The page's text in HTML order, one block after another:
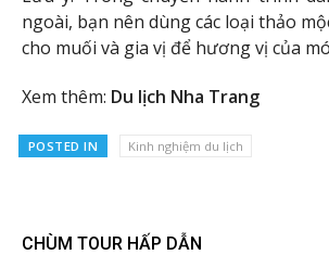
ngoài, bạn nên dùng các loại thảo
cho muối và gia vị để hương vị của
Xem thêm: Du lịch Nha Trang
POSTED IN Kinh nghiệm du lịch
CHÙM TOUR HẤP DẪN